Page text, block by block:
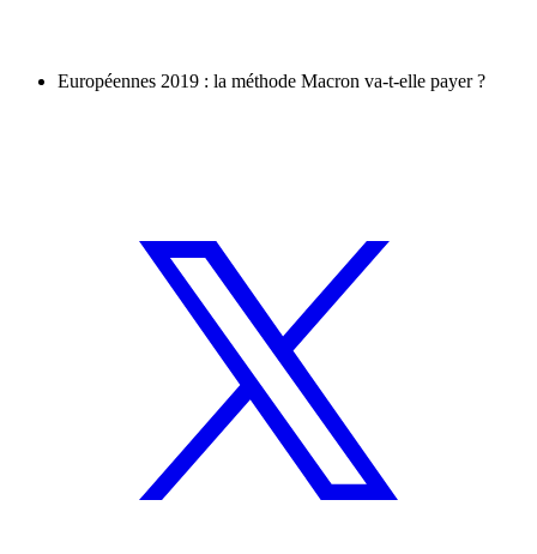
Européennes 2019 : la méthode Macron va-t-elle payer ?